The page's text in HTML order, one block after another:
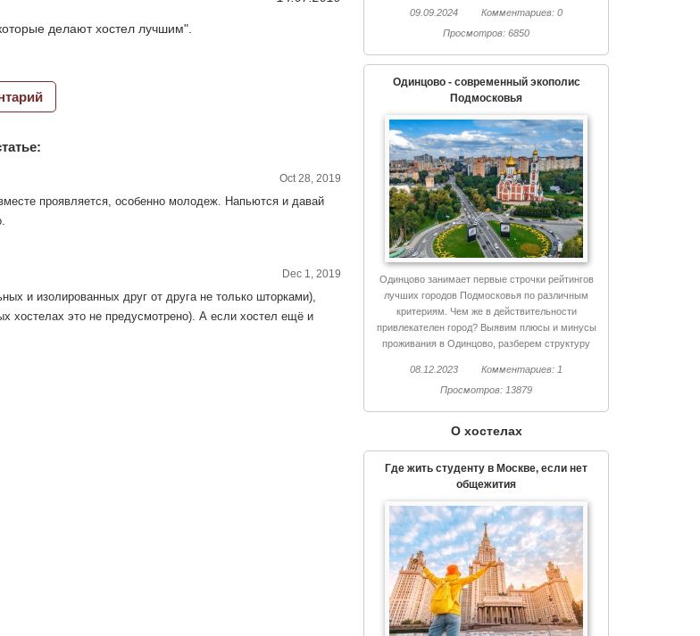
делают хостел лучшим".
Oct 28, 2019
проявляется, особенно молодеж. Напьются и давай
Dec 1, 2019
и изолированных друг от друга не только шторками),
хостелах это не предусмотрено). А если хостел ещё и
09.09.2024
Комментариев: 0
Просмотров: 6850
Одинцово - современный экополис
Подмосковья
Одинцово занимает первые строчки рейтингов
лучших городов Подмосковья по различным
критериям. Чем же в действительности
привлекателен город? Выявим плюсы и минусы
проживания в Одинцово, разберем структуру
интересного.
08.12.2023
Комментариев: 1
Просмотров: 13879
О хостелах
Где жить студенту в Москве, если нет
общежития